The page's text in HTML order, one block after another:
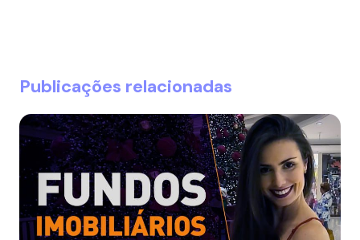
Publicações relacionadas